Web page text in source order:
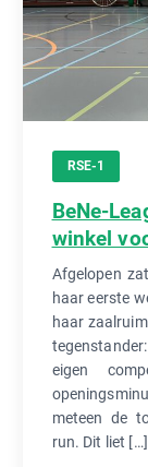
RSE-1
BeNe-
winkel
Afgelopen
haar eerste
haar
eigen
meteen de
run. Dit liet […]